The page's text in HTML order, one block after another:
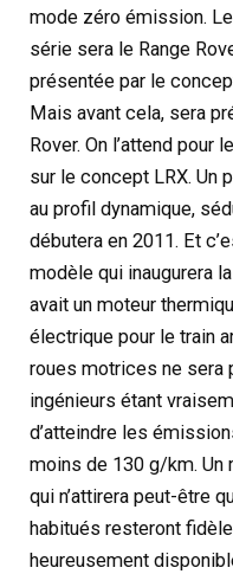
mode zéro émission.
série sera le Range
présentée par le
Mais avant cela, sera
Rover. On l’attend
sur le concept LRX. Un
au profil dynamique,
débutera en 2011. Et
modèle qui inaugurera
avait un moteur
électrique pour le train
roues motrices ne sera
ingénieurs étant
d’atteindre les
moins de 130 g/km. Un
qui n’attirera peut-être
habitués resteront
heureusement